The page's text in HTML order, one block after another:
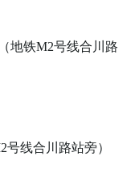
地铁M2号线合川路
线合川路站旁）